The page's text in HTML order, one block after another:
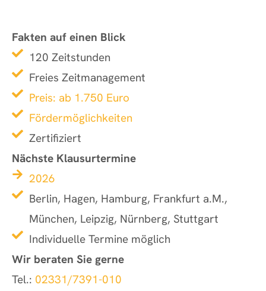
Fakten auf einen Blick
120 Zeitstunden
Freies Zeitmanagement
Preis: ab 1.750 Euro
Fördermöglichkeiten
Zertifiziert
Nächste Klausurtermine
2026
Berlin, Hagen, Hamburg, Frankfurt a.M.,
München, Leipzig, Nürnberg, Stuttgart
Individuelle Termine möglich
Wir beraten Sie gerne
Tel.: 02331/7391-010